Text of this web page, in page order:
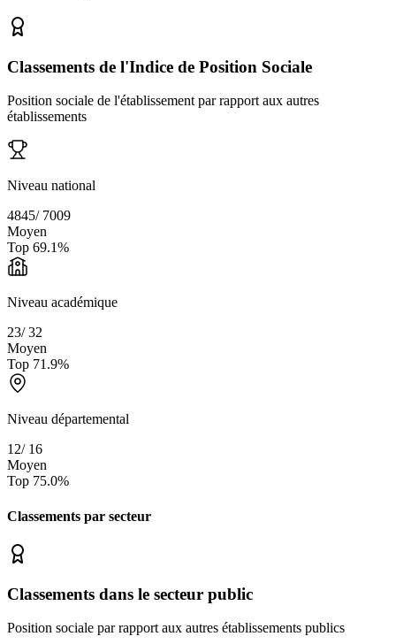
Classements de l'Indice de Position Sociale
Position sociale de l'établissement par rapport aux autres
établissements
Niveau national
4845/ 7009
Moyen
Top 69.1%
Niveau académique
23/32
Moyen
Top 71.9%
Niveau départemental
12/ 16
Moyen
Top 75.0%
Classements par secteur
Classements dans le secteur public
Position sociale par rapport aux autres établissements publics